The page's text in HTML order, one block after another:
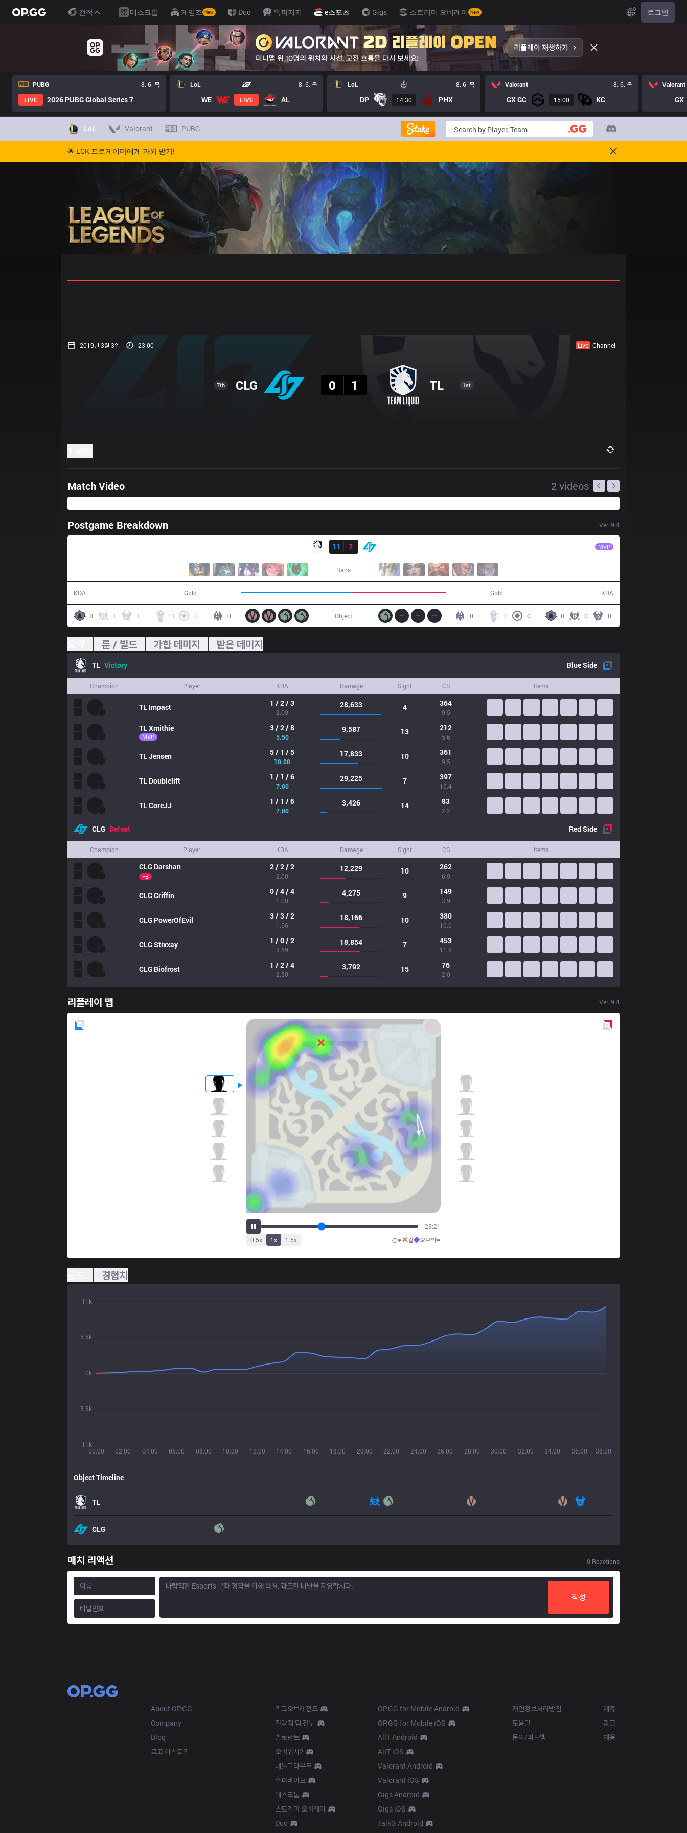
전적 데스크톱 게임즈 New Duo 톡피지지 e스포츠 Gigs 스트리머 오버레이 New KO 로그인
PUBG
8. 6. 목
LIVE
2026 PUBG Global Series 7
LoL 8. 6. 목
WE LIVE AL
LoL 8. 6. 목
DP 14:30 PHX
Valorant 8. 6. 목
GX GC 15:00 KC
Valorant
GX
LoL Valorant PUBG
🌟 LCK 프로게이머에게 과외 받기!
2019년 3월 3일 23:00 Live Channel
7th CLG
0
1 TL 1st
Match Video 2 videos
Postgame Breakdown Ver. 9.4
11
7 MVP
Bans
KDA Gold Gold KDA
0 1 1 11 3 0 0 0 0
2 0
0
Object
룬 / 빌드 가한 데미지 받은 데미지
TL Victory BlueSide
Champion Player KDA Damage Sight CS Items
TL Impact 1 / 2 / 3
2.00
28,633 4 364
9.5
TLXmithie
MVP
3 / 2 / 8
5.50
9,587 13 212
5.6
TLJensen 5 / 1 / 5
10.00
17,833 10 361
9.5
TL Doublelift 1 / 1 / 6
7.00
29,225 7 397
10.4
TLCoreJJ 1 / 1 / 6
7.00
3,426 14 83
2.2
CLG Defeat RedSide
Champion Player KDA Damage Sight CS Items
CLG Darshan
FB
2 / 2 / 2
2.00
12,229 10 262
6.9
CLGGriffin 0 / 4 / 4
1.00
4,275 9 149
3.9
CLG PowerOfEvil 3 / 3 / 2
1.66
18,166 10 380
10.0
CLGStixxay 1 / 0 / 2
3.59
18,854 7 453
11.9
CLG Biofrost 1 / 2 / 4
2.50
3,792 15 76
2.0
리플레이 맵 Ver. 9.4
29:16
0.5x 1x 1.5x 경로✕킬◆오브젝트
경험치
00:00 02:00 04:00 06:00 08:00 10:00 12:00 14:00 16:00 18:00 20:00 22:00 24:00 26:00 28:00 30:00 32:00 34:00 36:00 38:00
11k
5.5k
0k
5.5k
11k
Object Timeline
TL
CLG
매치 리액션 0 Reactions
작성
About OP.GG
Company
Blog
로고 히스토리
리그오브레전드
전략적 팀 전투
발로란트
오버워치2
배틀그라운드
슈퍼바이브
데스크톱
스트리머 오버레이
Duo
OP.GG for Mobile Android
OP.GG for Mobile iOS
AllT Android
AllT iOS
Valorant Android
Valorant iOS
Gigs Android
Gigs iOS
TalkG Android
개인정보처리방침
도움말
문의/피드백
제휴
광고
채용